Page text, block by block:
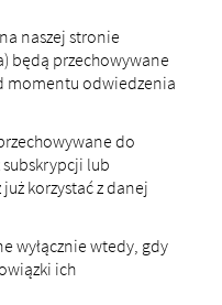
naszej stronie
będą przechowywane
momentu odwiedzenia
do
subskrypcji lub
korzystać z danej
wyłącznie wtedy, gdy
ich